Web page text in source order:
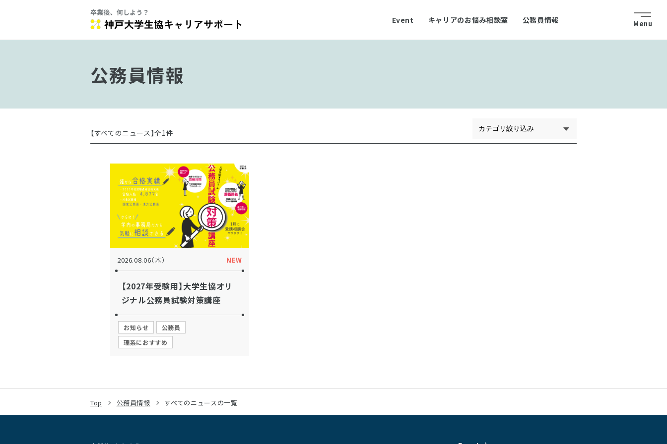
Event キャリアのお悩み相談室 公務員情報
公務員情報
【すべてのニュース】全1件
2026.08.06（木） NEW
【2027年受験用】大学生協オリ
ジナル公務員試験対策講座
お知らせ
公務員
理系におすすめ
Top 公務員情報 すべてのニュースの一覧